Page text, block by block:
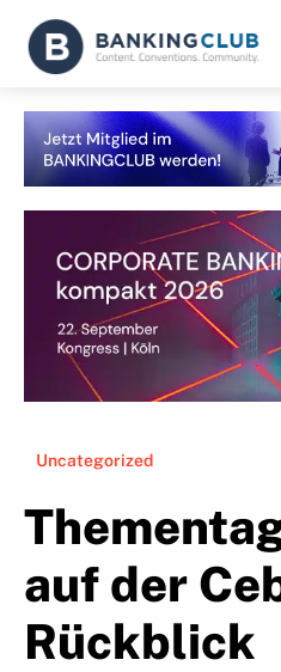
Uncategorized
auf der
Rückblick